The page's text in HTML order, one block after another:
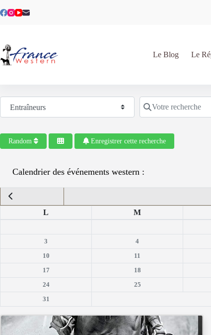
au
Le Blog Le
Sélectionnez le type de recherche Votre recherche
Random Enregistrer cette recherche
Calendrier des événements western :
L M
3
4
10
11
17
18
24
25
31